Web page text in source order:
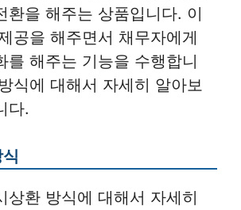
환을 해주는 상품입니다. 이
공을 해주면서 채무자에게
를 해주는 기능을 수행합니
식에 대해서 자세히 알아보
다.
상환 방식에 대해서 자세히